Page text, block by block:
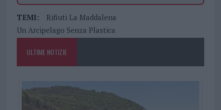
TEMI:
Rifiuti La Maddalena
Un Arcipelago Senza Plastica
ULTIME NOTIZIE